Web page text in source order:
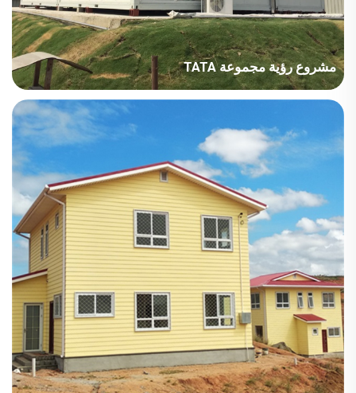
مشروع رؤية مجموعة TATA
الدولة: الهند، قطاع المشروع: الصناعة التصنيعية، مساحة البناء: 707 متر
مربع، فترة البناء: 2018، النقاط الرئيسية في الاعتبار: التركيب السريع
والمظهر الجميل. يجب مراعاة مقاومة التآكل نظرًا للهواء الرطب.